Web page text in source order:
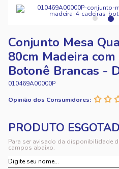
Conjunto Mesa
80cm Madeira
Botonê Brancas -
010469A00000P
Opinião dos Consumidores:
Para ser avisado da disponibilidade
campos abaixo.